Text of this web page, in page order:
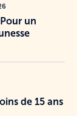
un
de 15 ans